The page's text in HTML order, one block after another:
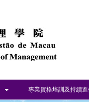
專業資格培訓及持續